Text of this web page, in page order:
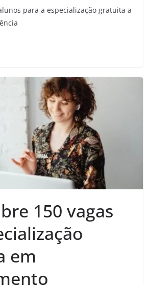
para a especialização gratuita a
150 vagas
em